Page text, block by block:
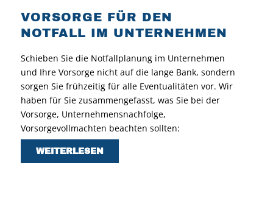
VORSORGE FÜR DEN
NOTFALL IM UNTERNEHMEN
Schieben Sie die Notfallplanung im Unternehmen
und Ihre Vorsorge nicht auf die lange Bank, sondern
sorgen Sie frühzeitig für alle Eventualitäten vor. Wir
haben für Sie zusammengefasst, was Sie bei der
Vorsorge, Unternehmensnachfolge,
Vorsorgevollmachten beachten sollten:
WEITERLESEN